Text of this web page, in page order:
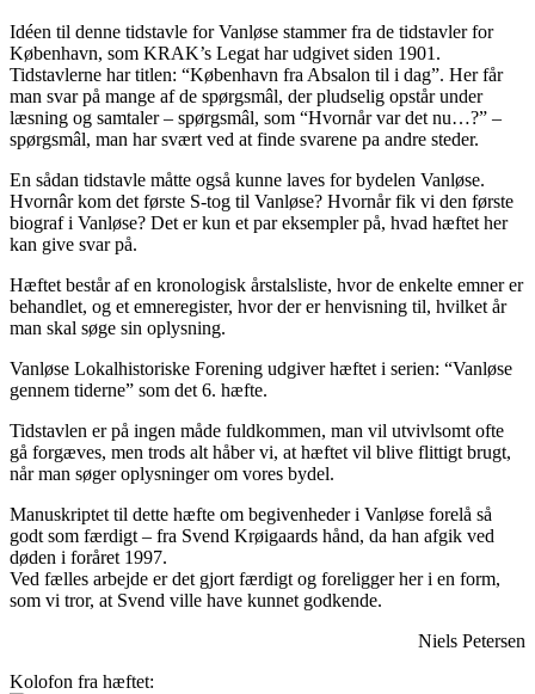
Idéen til denne tidstavle for Vanløse stammer fra de tidstavler for
København, som KRAK’s Legat har udgivet siden 1901.
Tidstavlerne har titlen: “København fra Absalon til i dag”. Her får
man svar på mange af de spørgsmâl, der pludselig opstår under
læsning og samtaler – spørgsmâl, som “Hvornår var det nu…?” –
spørgsmâl, man har svært ved at finde svarene pa andre steder.
En sådan tidstavle måtte også kunne laves for bydelen Vanløse.
Hvornâr kom det første S-tog til Vanløse? Hvornår fik vi den første
biograf i Vanløse? Det er kun et par eksempler på, hvad hæftet her
kan give svar på.
Hæftet består af en kronologisk årstalsliste, hvor de enkelte emner er
behandlet, og et emneregister, hvor der er henvisning til, hvilket år
man skal søge sin oplysning.
Vanløse Lokalhistoriske Forening udgiver hæftet i serien: “Vanløse
gennem tiderne” som det 6. hæfte.
Tidstavlen er på ingen måde fuldkommen, man vil utvivlsomt ofte
gå forgæves, men trods alt håber vi, at hæftet vil blive flittigt brugt,
når man søger oplysninger om vores bydel.
Manuskriptet til dette hæfte om begivenheder i Vanløse forelå så
godt som færdigt – fra Svend Krøigaards hånd, da han afgik ved
døden i foråret 1997.
Ved fælles arbejde er det gjort færdigt og foreligger her i en form,
som vi tror, at Svend ville have kunnet godkende.
Niels Petersen
Kolofon fra hæftet: